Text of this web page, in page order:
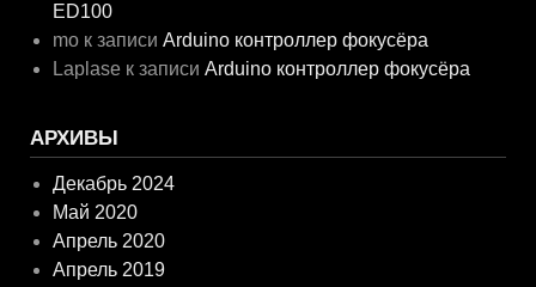
ED100
mo к записиArduino контроллер фокусёра
Laplase к записиArduino контроллер фокусёра
АРХИВЫ
Декабрь 2024
Май 2020
Апрель 2020
Апрель 2019